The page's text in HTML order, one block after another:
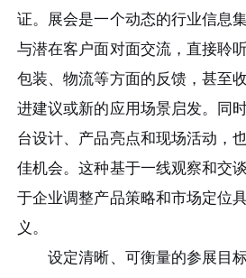
证。展会是一个动态的行业信息
与潜在客户面对面交流，直接聆
包装、物流等方面的反馈，甚至
进建议或新的应用场景启发。同
台设计、产品亮点和现场活动，
佳机会。这种基于一线观察和交
于企业调整产品策略和市场定位
义。
设定清晰、可衡量的参展目标